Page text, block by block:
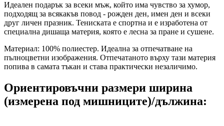
Идеален подарък за всеки мъж, който има чувство за хумор,
подходящ за всякакъв повод - рожден ден, имен ден и всеки
друг личен празник. Тениската е спортна и е изработена от
специална дишаща материя, която е лесна за пране и сушене.
Материал: 100% полиестер. Идеална за отпечатване на
пълноцветни изображения. Отпечатаното върху тази материя
попива в самата тъкан и става практически незаличимо.
Ориентировъчни размери ширина
(измерена под мишниците)/дължина: